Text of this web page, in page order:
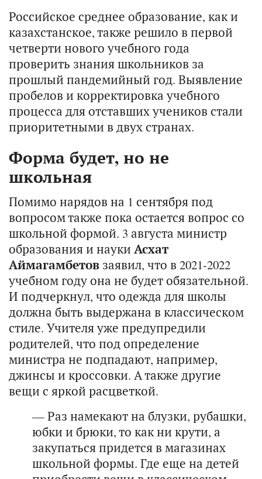
Российское среднее образование, как и
казахстанское, также решило в первой
четверти нового учебного года
проверить знания школьников за
прошлый пандемийный год. Выявление
пробелов и корректировка учебного
процесса для отставших учеников стали
приоритетными в двух странах.
Форма будет, но не
школьная
Помимо нарядов на 1 сентября под
вопросом также пока остается вопрос со
школьной формой. 3 августа министр
образования и науки Асхат
Аймагамбетов заявил, что в 2021-2022
учебном году она не будет обязательной.
И подчеркнул, что одежда для школы
должна быть выдержана в классическом
стиле. Учителя уже предупредили
родителей, что под определение
министра не подпадают, например,
джинсы и кроссовки. А также другие
вещи с яркой расцветкой.
— Раз намекают на блузки, рубашки,
юбки и брюки, то как ни крути, а
закупаться придется в магазинах
школьной формы. Где еще на детей